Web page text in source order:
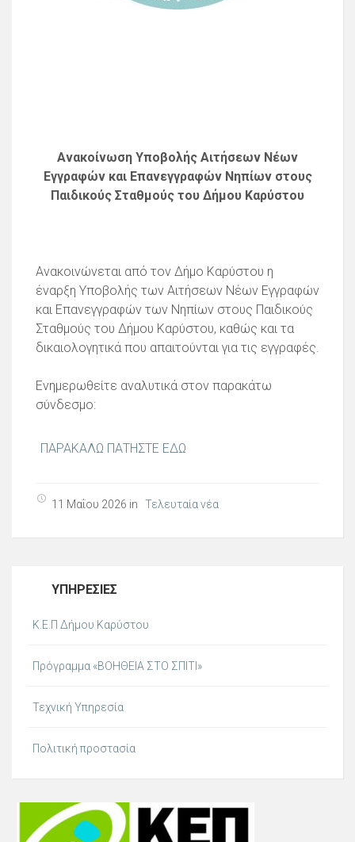
Ανακοίνωση Υποβολής Αιτήσεων Νέων
Εγγραφών και Επανεγγραφών Νηπίων στους
Παιδικούς Σταθμούς του Δήμου Καρύστου
Ανακοινώνεται από τον Δήμο Καρύστου η
έναρξη Υποβολής των Αιτήσεων Νέων Εγγραφών
και Επανεγγραφών των Νηπίων στους Παιδικούς
Σταθμούς του Δήμου Καρύστου, καθώς και τα
δικαιολογητικά που απαιτούνται για τις εγγραφές.
Ενημερωθείτε αναλυτικά στον παρακάτω
σύνδεσμο:
ΠΑΡΑΚΑΛΩ ΠΑΤΗΣΤΕ ΕΔΩ
11 Μαΐου 2026 in Τελευταία νέα
ΥΠΗΡΕΣΊΕΣ
Κ.Ε.Π Δήμου Καρύστου
Πρόγραμμα «ΒΟΗΘΕΙΑ ΣΤΟ ΣΠΙΤΙ»
Τεχνική Υπηρεσία
Πολιτική προστασία